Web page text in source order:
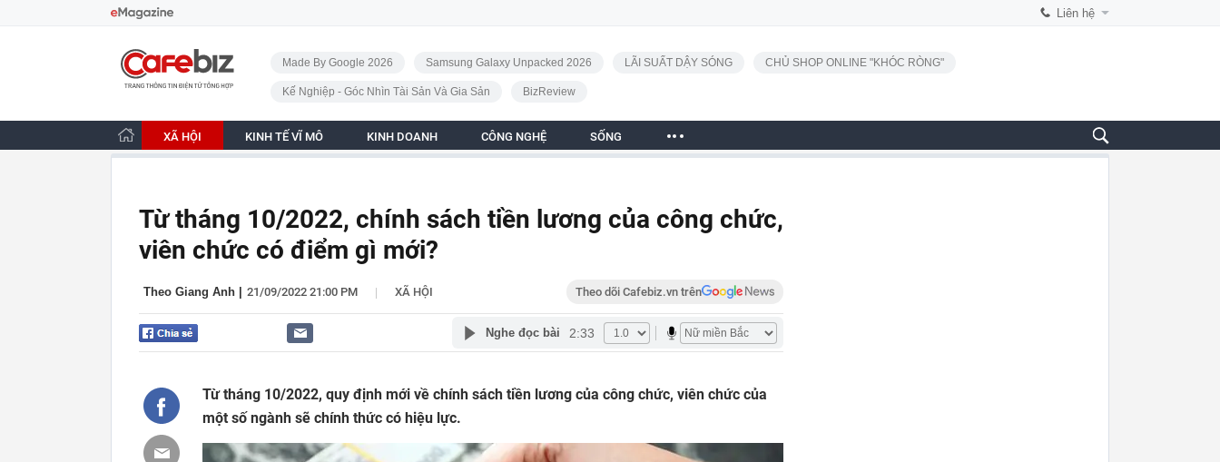
Liên hệ
CafeBiz - Trang chủ
Made By Google 2026 Samsung Galaxy Unpacked 2026 LÃI SUẤT DẬY SÓNG CHỦ SHOP ONLINE "KHÓC RÒNG"
Kế Nghiệp - Góc Nhìn Tài Sản Và Gia Sản BizReview
XÃ HỘI KINH TẾ VĨ MÔ KINH DOANH CÔNG NGHỆ SỐNG
Từ tháng 10/2022, chính sách tiền lương của công chức,
viên chức có điểm gì mới?
Theo Giang Anh 21/09/2022 21:00 PM | XÃ HỘI Theo dõi Cafebiz.vn trên
Nghe đọc bài 2:33
Từ tháng 10/2022, quy định mới về chính sách tiền lương của công chức, viên chức của
một số ngành sẽ chính thức có hiệu lực.